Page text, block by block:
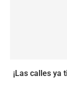
¡Las calles ya